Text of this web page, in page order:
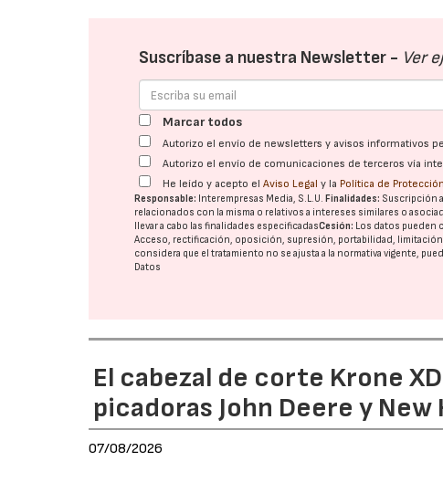
Suscríbase a nuestra Newsletter - Ver
Marcar todos
Autorizo el envío de newsletters y avisos informativos
Autorizo el envío de comunicaciones de terceros vía
He leído y acepto elAviso Legal y la Política de
Responsable: Interempresas Media, S.L.U. Finalidades: Suscripción
relacionados con la misma o relativos a intereses similares o
llevar a cabo las finalidades especificadasCesión: Los datos pueden
Acceso, rectificación, oposición, supresión, portabilidad,
considera que el tratamiento no se ajusta a la normativa vigente,
Datos
El cabezal de corte Krone
picadoras John Deere y New
07/08/2026